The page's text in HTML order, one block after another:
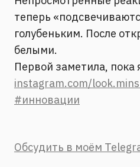
теперь
голубеньким. После
белыми.
Первой заметила, пока
instagram.com/
#инновации
Обсудить в моём